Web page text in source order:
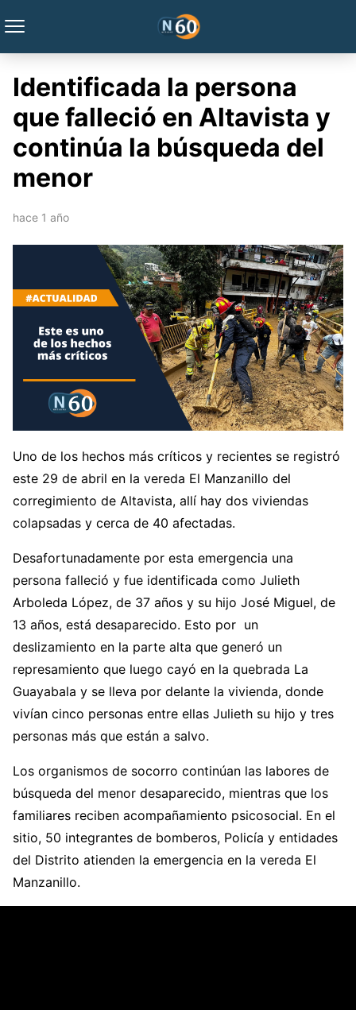
Identificada la persona
que falleció en Altavista y
continúa la búsqueda del
menor
hace 1 año
Uno de los hechos más críticos y recientes se registró
este 29 de abril en la vereda El Manzanillo del
corregimiento de Altavista, allí hay dos viviendas
colapsadas y cerca de 40 afectadas.
Desafortunadamente por esta emergencia una
persona falleció y fue identificada como Julieth
Arboleda López, de 37 años y su hijo José Miguel, de
13 años, está desaparecido. Esto por un
deslizamiento en la parte alta que generó un
represamiento que luego cayó en la quebrada La
Guayabala y se lleva por delante la vivienda, donde
vivían cinco personas entre ellas Julieth su hijo y tres
personas más que están a salvo.
Los organismos de socorro continúan las labores de
búsqueda del menor desaparecido, mientras que los
familiares reciben acompañamiento psicosocial. En el
sitio, 50 integrantes de bomberos, Policía y entidades
del Distrito atienden la emergencia en la vereda El
Manzanillo.